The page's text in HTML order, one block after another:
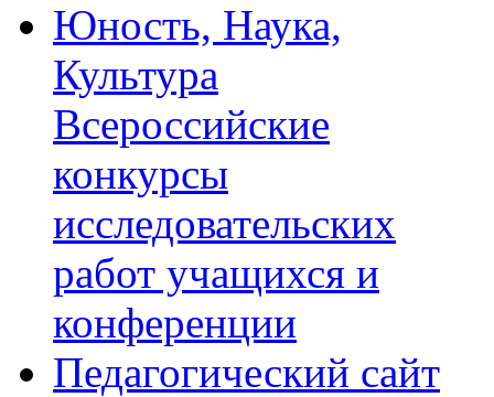
Юность, Наука,
Культура
Всероссийские
конкурсы
исследовательских
работ учащихся и
конференции
Педагогический сайт